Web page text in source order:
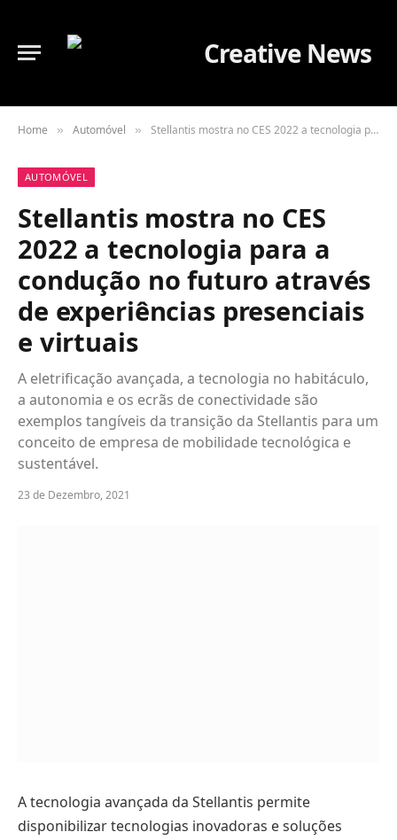
Home » Automóvel » Stellantis mostra no CES 2022 a tecnologia para a condução no futuro através de experiências presenciais e virtuais
AUTOMÓVEL
Stellantis mostra no CES
2022 a tecnologia para a
condução no futuro através
de experiências presenciais
e virtuais
A eletrificação avançada, a tecnologia no habitáculo,
a autonomia e os ecrãs de conectividade são
exemplos tangíveis da transição da Stellantis para um
conceito de empresa de mobilidade tecnológica e
sustentável.
23 de Dezembro, 2021
A tecnologia avançada da Stellantis permite
disponibilizar tecnologias inovadoras e soluções